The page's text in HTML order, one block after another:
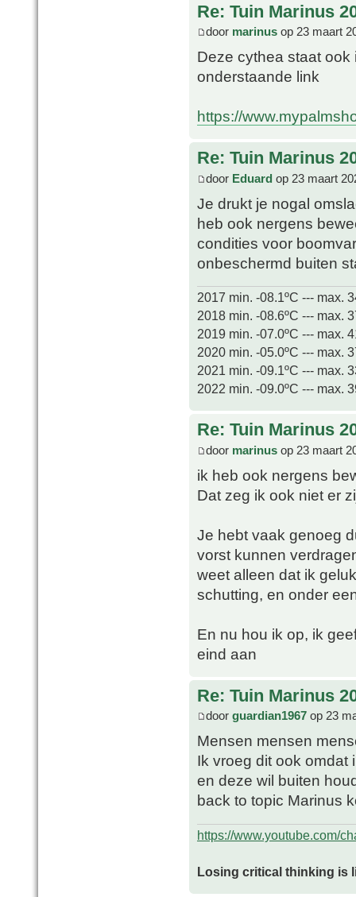
Re: Tuin Marinus
door marinus op 23 maart
Deze cythea staat ook
onderstaande link
https://
Re: Tuin Marinus
door Eduard op 23 maart
Je drukt je nogal
heb ook nergens
condities voor
onbeschermd buiten
2017 min. -08.1ºC --- max.
2018 min. -08.6ºC --- max.
2019 min. -07.0ºC --- max.
2020 min. -05.0ºC --- max.
2021 min. -09.1ºC --- max.
2022 min. -09.0ºC --- max.
Re: Tuin Marinus
door marinus op 23 maart
ik heb ook nergens
Dat zeg ik ook niet er
Je hebt vaak genoeg
vorst kunnen
weet alleen dat ik
schutting, en onder
En nu hou ik op, ik
eind aan
Re: Tuin Marinus
door guardian1967 op 23
Mensen mensen
Ik vroeg dit ook omdat
en deze wil buiten
back to topic Marinus
https://www.youtube.com/
Losing critical thinking is